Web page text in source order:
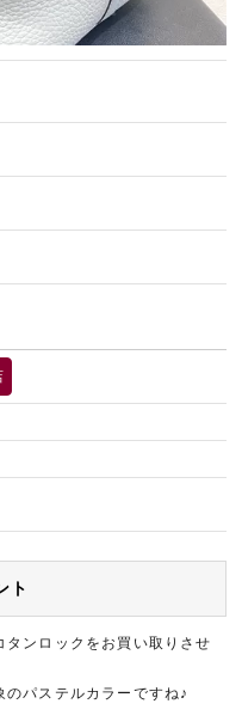
ト
ンロックをお買い取りさせ
パステルカラーですね♪